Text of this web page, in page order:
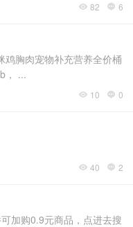
 82  6
鸡胸肉宠物补充营养全价桶
， ...
 10  0
 40  2
加购0.9元商品，点进去搜